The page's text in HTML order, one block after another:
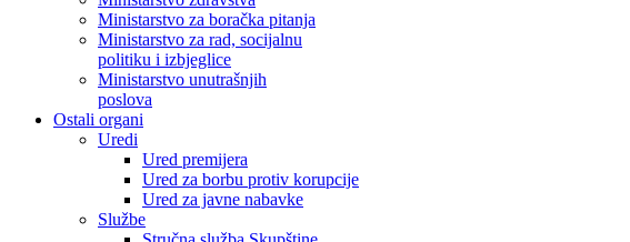
Ministarstvo za boračka pitanja
Ministarstvo za rad, socijalnu
politiku i izbjeglice
Ministarstvo unutrašnjih
poslova
Ostali organi
Uredi
Ured premijera
Ured za borbu protiv korupcije
Ured za javne nabavke
Službe